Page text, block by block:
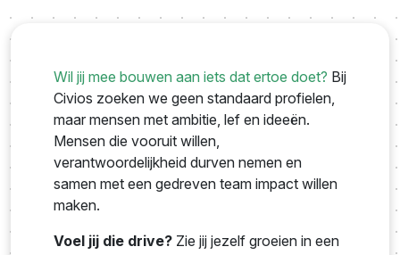
Wil jij mee bouwen aan iets dat ertoe doet? Bij
Civios zoeken we geen standaard profielen,
maar mensen met ambitie, lef en ideeën.
Mensen die vooruit willen,
verantwoordelijkheid durven nemen en
samen met een gedreven team impact willen
maken.
Voel jij die drive? Zie jij jezelf groeien in een